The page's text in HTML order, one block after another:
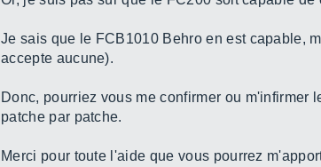
Je sais que le FCB1010 Behro en est capable,
accepte aucune).
Donc, pourriez vous me confirmer ou
patche par patche.
Merci pour toute l'aide que vous pourrez